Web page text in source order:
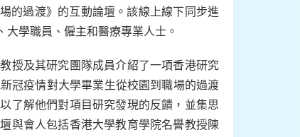
的過渡》的互動論壇。該線上線下同步進
學職員、僱主和醫療專業人士。
授及其研究團隊成員介紹了一項香港研究
冠疫情對大學畢業生從校園到職場的過渡
了解他們對項目研究發現的反饋，並集思
與會人包括香港大學教育學院名譽教授陳